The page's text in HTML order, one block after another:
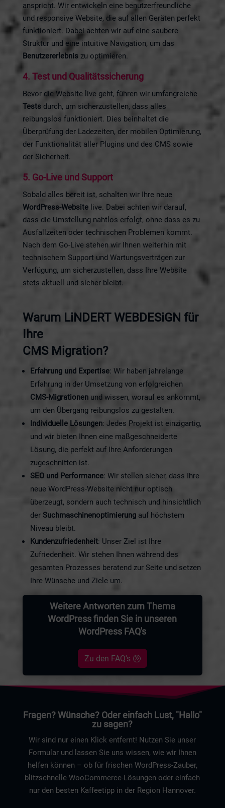
anspricht. Wir entwickeln eine benutzerfreundliche
und responsive Website, die auf allen Geräten perfekt
funktioniert. Dabei achten wir auf eine saubere
Struktur und eine intuitive Navigation, um das
Benutzererlebniszu optimieren.
4. Test und Qualitätssicherung
Bevor die Website live geht, führen wir umfangreiche
Testsdurch, um sicherzustellen, dass alles
reibungslos funktioniert. Dies beinhaltet die
Überprüfung der Ladezeiten, der mobilen Optimierung,
der Funktionalität aller Plugins und des CMS sowie
der Sicherheit.
5. Go-Live und Support
Sobald alles bereit ist, schalten wir Ihre neue
WordPress-Websitelive. Dabei achten wir darauf,
dass die Umstellung nahtlos erfolgt, ohne dass es zu
Ausfallzeiten oder technischen Problemen kommt.
Nach dem Go-Live stehen wir Ihnen weiterhin mit
technischem Support und Wartungsverträgen zur
Verfügung, um sicherzustellen, dass Ihre Website
stets aktuell und sicher bleibt.
Warum LiNDERT WEBDESiGN für
Ihre
CMS Migration?
Erfahrung und Expertise: Wir haben jahrelange
Erfahrung in der Umsetzung von erfolgreichen
CMS-Migrationenund wissen, worauf es ankommt,
um den Übergang reibungslos zu gestalten.
Individuelle Lösungen: Jedes Projekt ist einzigartig,
und wir bieten Ihnen eine maßgeschneiderte
Lösung, die perfekt auf Ihre Anforderungen
zugeschnitten ist.
SEO und Performance: Wir stellen sicher, dass Ihre
neue WordPress-Website nicht nur optisch
überzeugt, sondern auch technisch und hinsichtlich
der Suchmaschinenoptimierungauf höchstem
Niveau bleibt.
Kundenzufriedenheit: Unser Ziel ist Ihre
Zufriedenheit. Wir stehen Ihnen während des
gesamten Prozesses beratend zur Seite und setzen
Ihre Wünsche und Ziele um.
Weitere Antworten zum Thema
WordPress finden Sie in unseren
WordPress FAQ's
Zu den FAQ's
Fragen? Wünsche? Oder einfach Lust, "Hallo"
zu sagen?
Wir sind nur einen Klick entfernt! Nutzen Sie unser
Formular und lassen Sie uns wissen, wie wir Ihnen
helfen können – ob für frischen WordPress-Zauber,
blitzschnelle WooCommerce-Lösungen oder einfach
nur den besten Kaffeetipp in der Region Hannover.